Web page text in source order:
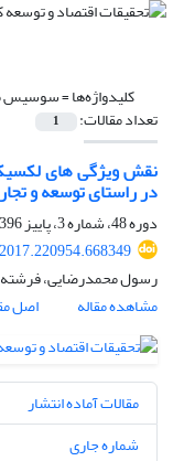
کلیدواژه‌ها =سوسیس
تعداد مقالات: 1
نقش ویژگی های
در راستای توسعه و
دوره 48، شماره 3، پاییز 1396، صفحه
رسول محمدرضایی، فرشته
مشاهده مقاله
اصل
مقالات آماده انتشار
شماره جاری